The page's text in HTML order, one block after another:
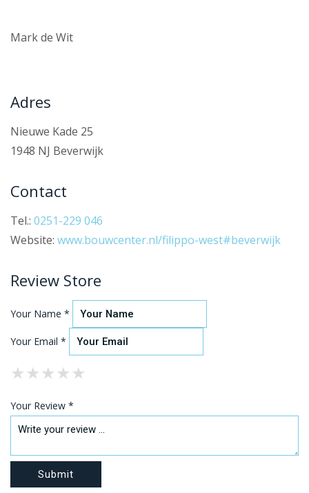
Mark de Wit
Adres
Nieuwe Kade 25
1948 NJ Beverwijk
Contact
Tel.: 0251-229 046
Website: www.bouwcenter.nl/filippo-west#beverwijk
Review Store
Your Name *
Your Email *
★
★★
★★★
★★★★
★★★★★
Your Review *